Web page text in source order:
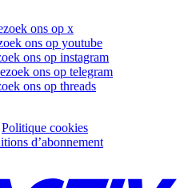
ons op x
ons op youtube
ons op instagram
ons op telegram
ons op threads
Politique cookies
d’abonnement